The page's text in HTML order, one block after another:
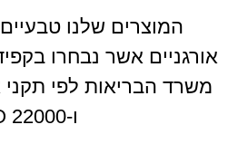
המוצרים שלנו
אורגניים אשר נבחרו
ו-ISO 22000